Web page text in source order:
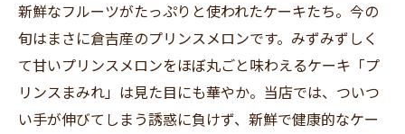
新鮮なフルーツがたっぷりと使われたケーキたち。今の
旬はまさに倉吉産のプリンスメロンです。みずみずしく
て甘いプリンスメロンをほぼ丸ごと味わえるケーキ「プ
リンスまみれ」は見た目にも華やか。当店では、ついつ
い手が伸びてしまう誘惑に負けず、新鮮で健康的なケー